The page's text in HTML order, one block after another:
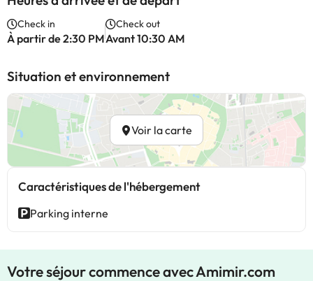
Check in
À partir de 2:30 PM
Check out
Avant 10:30 AM
Situation et environnement
Voir la carte
Caractéristiques de l'hébergement
Parking interne
Votre séjour commence avec Amimir.com